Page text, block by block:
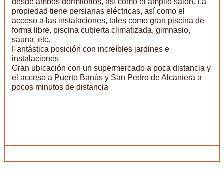
desde ambos dormitorios, así como el amplio salón. La
propiedad tiene persianas eléctricas, así como el
acceso a las instalaciones, tales como gran piscina de
forma libre, piscina cubierta climatizada, gimnasio,
sauna, etc.
Fantástica posición con increíbles jardines e
instalaciones
Gran ubicación con un supermercado a poca distancia y
el acceso a Puerto Banús y San Pedro de Alcantera a
pocos minutos de distancia